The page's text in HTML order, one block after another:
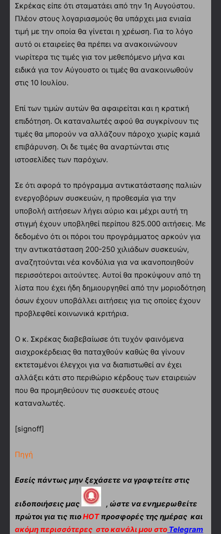
Σκρέκας είπε ότι σταματάει από την 1η Αυγούστου.
Πλέον στους λογαριασμούς θα υπάρχει μια ενιαία
τιμή με την οποία θα γίνεται η χρέωση. Για το λόγο
αυτό οι εταιρείες θα πρέπει να ανακοινώνουν
νωρίτερα τις τιμές για τον μεθεπόμενο μήνα και
ειδικά για τον Αύγουστο οι τιμές θα ανακοινωθούν
στις 10 Ιουλίου.
Επί των τιμών αυτών θα αφαιρείται και η κρατική
επιδότηση. Οι καταναλωτές αφού θα συγκρίνουν τις
τιμές θα μπορούν να αλλάζουν πάροχο χωρίς καμιά
επιβάρυνση. Οι δε τιμές θα αναρτώνται στις
ιστοσελίδες των παρόχων.
Σε ότι αφορά το πρόγραμμα αντικατάστασης παλιών
ενεργοβόρων συσκευών, η προθεσμία για την
υποβολή αιτήσεων λήγει αύριο και μέχρι αυτή τη
στιγμή έχουν υποβληθεί περίπου 825.000 αιτήσεις. Με
δεδομένο ότι οι πόροι του προγράμματος αρκούν για
την αντικατάσταση 200-250 χιλιάδων συσκευών,
αναζητούνται νέα κονδύλια για να ικανοποιηθούν
περισσότεροι αιτούντες. Αυτοί θα προκύψουν από τη
λίστα που έχει ήδη δημιουργηθεί από την μοριοδότηση
όσων έχουν υποβάλλει αιτήσεις για τις οποίες έχουν
προβλεφθεί κοινωνικά κριτήρια.
Ο κ. Σκρέκας διαβεβαίωσε ότι τυχόν φαινόμενα
αισχροκέρδειας θα παταχθούν καθώς θα γίνουν
εκτεταμένοι έλεγχοι για να διαπιστωθεί αν έχει
αλλάξει κάτι στο περιθώριο κέρδους των εταιρειών
που θα προμηθεύουν τις συσκευές στους
καταναλωτές.
[signoff]
Πηγή
Εσείς πάντως μην ξεχάσετε να γραφτείτε στις
ειδοποιήσεις μας
, ώστε να ενημερωθείτε
πρώτοι για τις πιοHOTπροσφορές της ημέρας και
ακόμη περισσότερες στο κανάλι μου στο Telegram